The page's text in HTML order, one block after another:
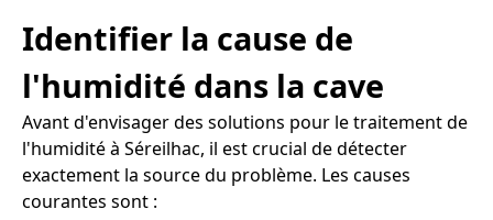
Identifier la cause de
l'humidité dans la cave
Avant d'envisager des solutions pour le traitement de
l'humidité à Séreilhac, il est crucial de détecter
exactement la source du problème. Les causes
courantes sont :